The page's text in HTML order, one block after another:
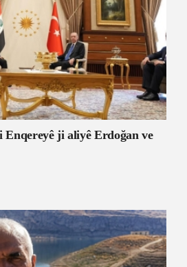
Enqereyê ji aliyê Erdoğan ve